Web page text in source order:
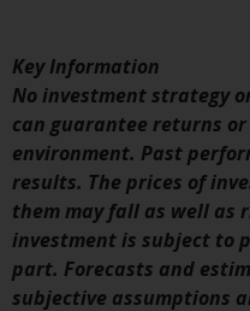
daher nicht
Anlegerschutz
Bundesgesetz
kollektiven
Juni 2006
durch die
verwaltete
der FINMA
dürfen in der
Key Information
No investment strategy
can guarantee returns
environment. Past
results. The prices of
them may fall as well as
investment is subject to
part. Forecasts and
subjective assumptions